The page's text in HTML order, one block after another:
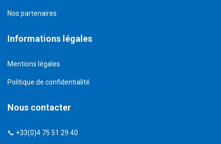
Nos partenaires
Informations légales
Mentions légales
Politique de confidentialité
Nous contacter
📞 +33(0)4 75 51 29 40